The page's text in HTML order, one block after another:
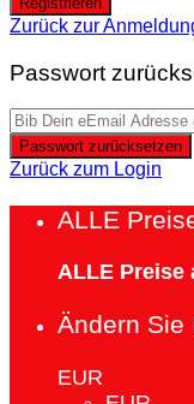
Zurück zur
Passwort
Passwort zurücksetzen
Zurück zum Login
ALLE
ALLE Preise
Ändern Sie
EUR